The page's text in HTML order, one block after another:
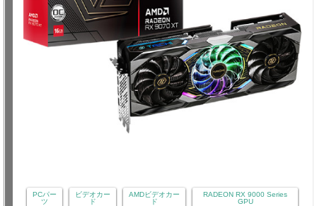
PCパー
ツ
ビデオカー
ド
AMDビデオカー
ド
RADEON RX 9000 Series
GPU